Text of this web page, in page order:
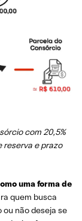
com 20,5%
reserva e prazo
uma forma de
quem busca
não deseja se